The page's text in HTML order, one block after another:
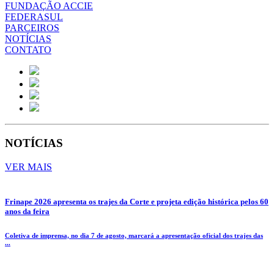
FUNDAÇÃO ACCIE
FEDERASUL
PARCEIROS
NOTÍCIAS
CONTATO
NOTÍCIAS
VER MAIS
Frinape 2026 apresenta os trajes da Corte e projeta edição histórica pelos 60
anos da feira
Coletiva de imprensa, no dia 7 de agosto, marcará a apresentação oficial dos trajes das
...